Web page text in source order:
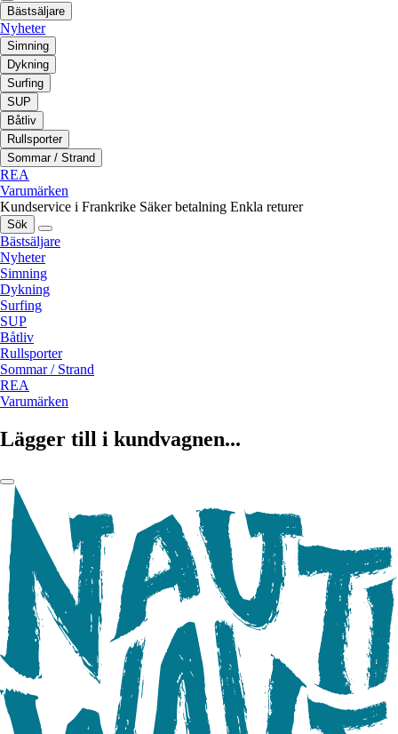
Bästsäljare
Nyheter
Simning
Dykning
Surfing
SUP
Båtliv
Rullsporter
Sommar / Strand
REA
Varumärken
Kundservice i Frankrike Säker betalning Enkla returer
Sök
Bästsäljare
Nyheter
Simning
Dykning
Surfing
SUP
Båtliv
Rullsporter
Sommar / Strand
REA
Varumärken
Lägger till i kundvagnen...